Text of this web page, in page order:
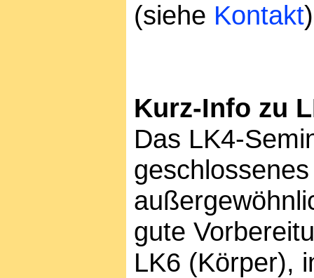
(siehe Kontakt)
Kurz-Info zu
Das LK4-
gute
LK6 (Körper),